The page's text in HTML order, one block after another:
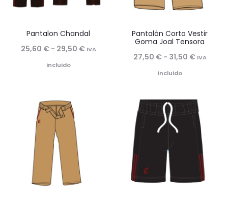
Pantalon Chandal
25,60 € - 29,50 €Rango
IVA
incluido
Pantalón Corto Vestir
Goma Joal Tensora
27,50 € - 31,50 €Rango
desde
27,50 €
hasta
31,50 €
IVA
incluido